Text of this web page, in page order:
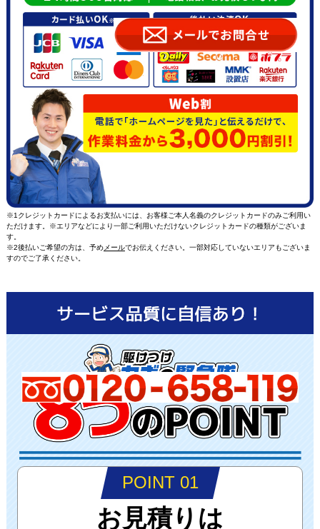
※1クレジットカードによるお支払いには、お客様ご本人名義のクレジットカードのみご利用い
ただけます。※エリアなどにより一部ご利用いただけないクレジットカードの種類がございま
す。
※2後払いご希望の方は、予めメールでお伝えください。一部対応していないエリアもございま
すのでご了承ください。
POINT 01
お見積りは